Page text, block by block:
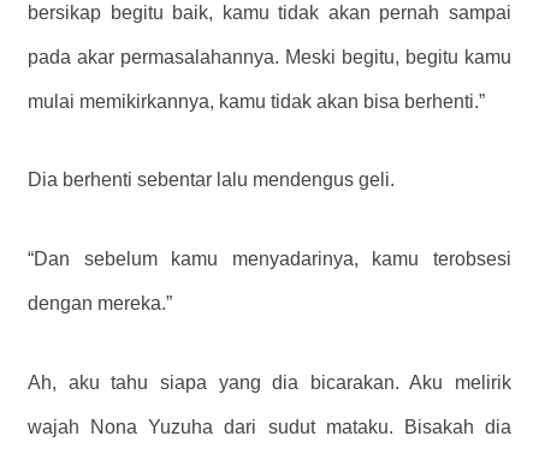
bersikap begitu baik, kamu tidak akan pernah sampai
pada akar permasalahannya. Meski begitu, begitu kamu
mulai memikirkannya, kamu tidak akan bisa berhenti.”
Dia berhenti sebentar lalu mendengus geli.
“Dan sebelum kamu menyadarinya, kamu terobsesi
dengan mereka.”
Ah, aku tahu siapa yang dia bicarakan. Aku melirik
wajah Nona Yuzuha dari sudut mataku. Bisakah dia